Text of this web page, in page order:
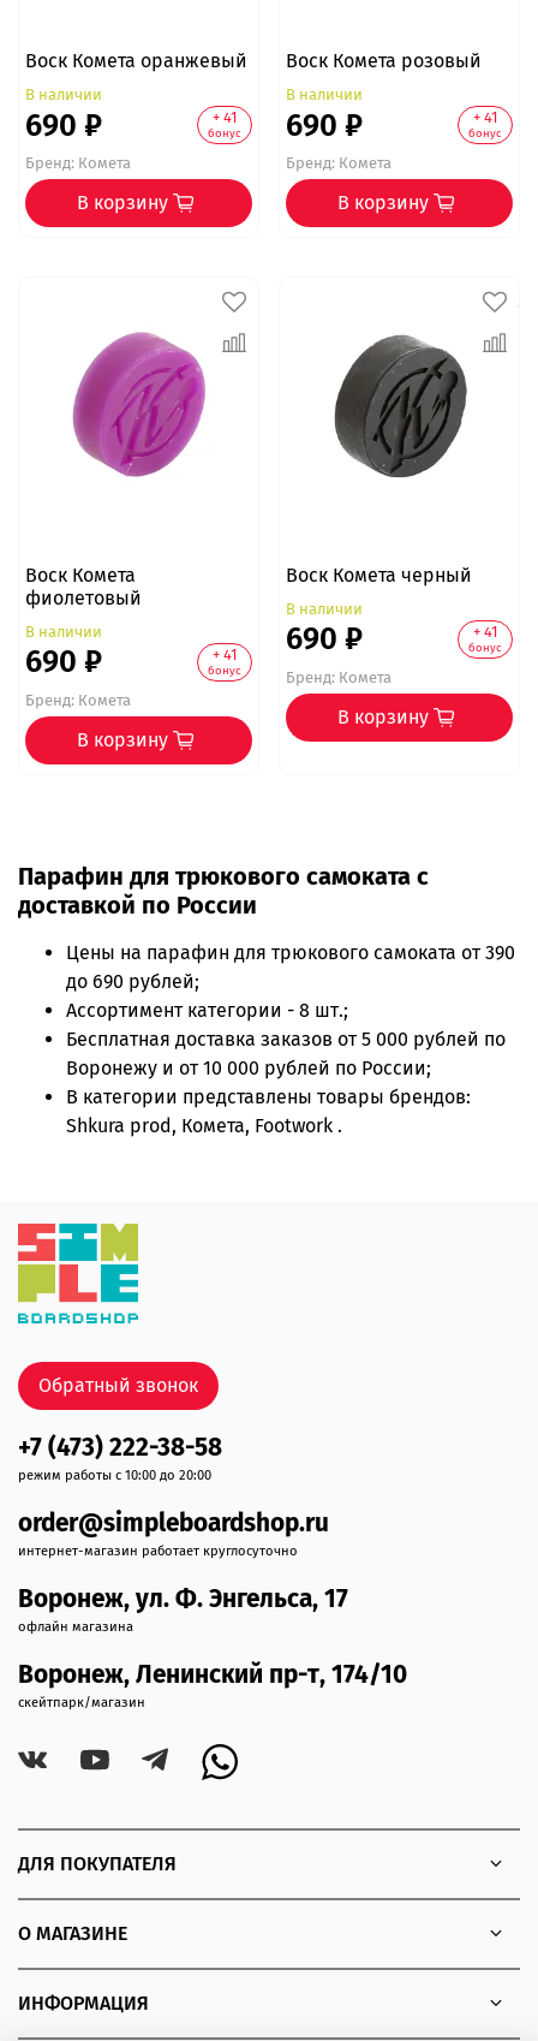
Воск Комета оранжевый
В наличии
690 ₽ + 41
бонус
Бренд:Комета
В корзину
Воск Комета розовый
В наличии
690 ₽ + 41
бонус
Бренд:Комета
В корзину
Воск Комета
фиолетовый
В наличии
690 ₽ + 41
бонус
Бренд:Комета
В корзину
Воск Комета черный
В наличии
690 ₽ + 41
бонус
Бренд:Комета
В корзину
Парафин для трюкового самоката с
доставкой по России
Цены на парафин для трюкового самоката от 390
до 690 рублей;
Ассортимент категории - 8 шт.;
Бесплатная доставка заказов от 5 000 рублей по
Воронежу и от 10 000 рублей по России;
В категории представлены товары брендов:
Shkura prod, Комета, Footwork .
ДЛЯ ПОКУПАТЕЛЯ
О МАГАЗИНЕ
ИНФОРМАЦИЯ
+7 (473) 222-38-58
режим работы с 10:00 до 20:00
order@simpleboardshop.ru
интернет-магазин работает круглосуточно
Воронеж, ул. Ф. Энгельса, 17
офлайн магазина
Воронеж, Ленинский пр-т, 174/10
скейтпарк/магазин
Обратный звонок